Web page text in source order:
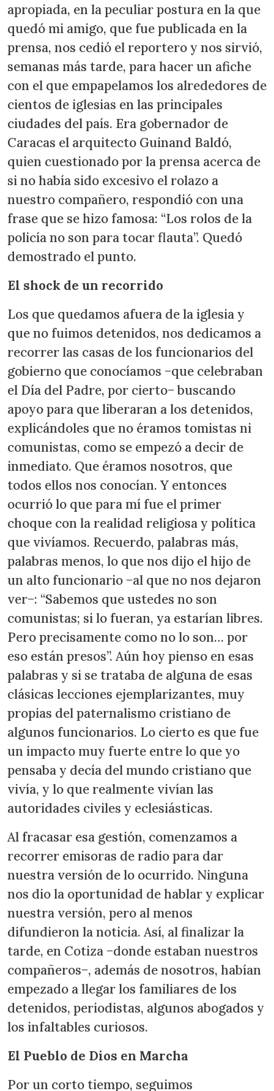
apropiada, en la peculiar postura en la que
quedó mi amigo, que fue publicada en la
prensa, nos cedió el reportero y nos sirvió,
semanas más tarde, para hacer un afiche
con el que empapelamos los alrededores de
cientos de iglesias en las principales
ciudades del país. Era gobernador de
Caracas el arquitecto Guinand Baldó,
quien cuestionado por la prensa acerca de
si no había sido excesivo el rolazo a
nuestro compañero, respondió con una
frase que se hizo famosa: “Los rolos de la
policía no son para tocar flauta”. Quedó
demostrado el punto.
El shock de un recorrido
Los que quedamos afuera de la iglesia y
que no fuimos detenidos, nos dedicamos a
recorrer las casas de los funcionarios del
gobierno que conocíamos −que celebraban
el Día del Padre, por cierto− buscando
apoyo para que liberaran a los detenidos,
explicándoles que no éramos tomistas ni
comunistas, como se empezó a decir de
inmediato. Que éramos nosotros, que
todos ellos nos conocían. Y entonces
ocurrió lo que para mí fue el primer
choque con la realidad religiosa y política
que vivíamos. Recuerdo, palabras más,
palabras menos, lo que nos dijo el hijo de
un alto funcionario −al que no nos dejaron
ver−: “Sabemos que ustedes no son
comunistas; si lo fueran, ya estarían libres.
Pero precisamente como no lo son… por
eso están presos”. Aún hoy pienso en esas
palabras y si se trataba de alguna de esas
clásicas lecciones ejemplarizantes, muy
propias del paternalismo cristiano de
algunos funcionarios. Lo cierto es que fue
un impacto muy fuerte entre lo que yo
pensaba y decía del mundo cristiano que
vivía, y lo que realmente vivían las
autoridades civiles y eclesiásticas.
Al fracasar esa gestión, comenzamos a
recorrer emisoras de radio para dar
nuestra versión de lo ocurrido. Ninguna
nos dio la oportunidad de hablar y explicar
nuestra versión, pero al menos
difundieron la noticia. Así, al finalizar la
tarde, en Cotiza −donde estaban nuestros
compañeros−, además de nosotros, habían
empezado a llegar los familiares de los
detenidos, periodistas, algunos abogados y
los infaltables curiosos.
El Pueblo de Dios en Marcha
Por un corto tiempo, seguimos